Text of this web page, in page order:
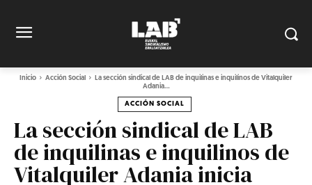
Inicio Acción Social
La sección sindical de LAB de inquilinas e inquilinos de Vitalquiler
Adania...
ACCIÓN SOCIAL
La sección sindical de LAB
de inquilinas e inquilinos de
Vitalquiler Adania inicia